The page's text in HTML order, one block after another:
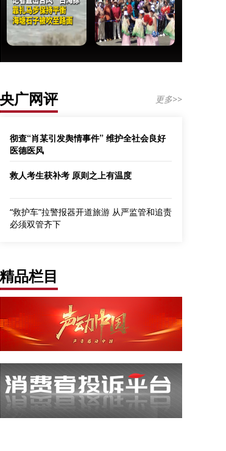
央广网评 更多>>
彻查“肖某引发舆情事件” 维护全社会良好
医德医风
救人考生获补考 原则之上有温度
“救护车”拉警报器开道旅游 从严监管和追责
必须双管齐下
精品栏目